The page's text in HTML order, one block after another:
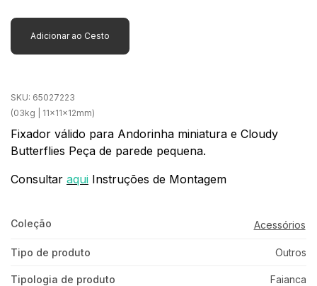
Adicionar ao Cesto
SKU: 65027223
(03kg | 11x11x12mm)
Fixador válido para Andorinha miniatura e Cloudy
Butterflies Peça de parede pequena.
Consultar aqui Instruções de Montagem
Coleção Acessórios
Tipo de produto Outros
Tipologia de produto Faianca